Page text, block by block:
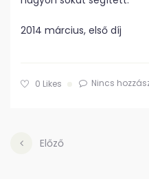
2014 március, első díj
0 Likes Nincs
Előző